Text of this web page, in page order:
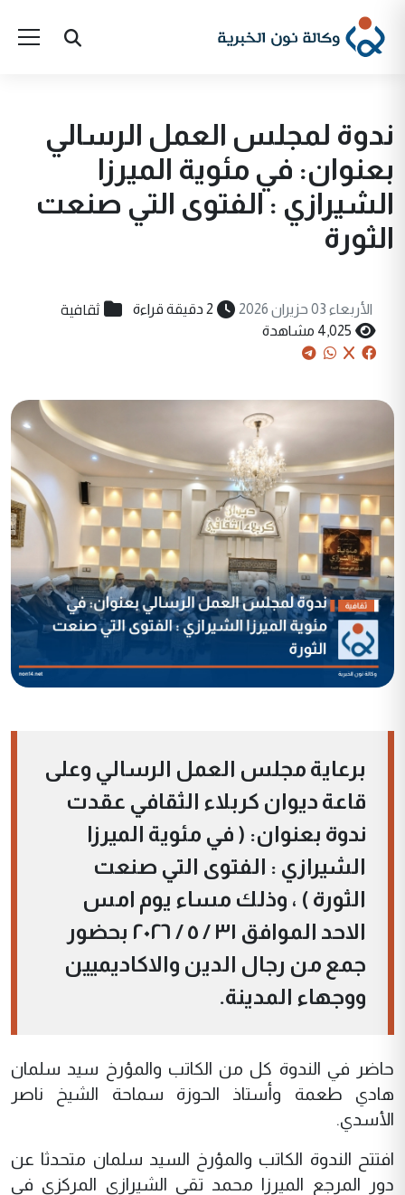
ندوة لمجلس العمل الرسالي
بعنوان: في مئوية الميرزا
الشيرازي : الفتوى التي صنعت
الثورة
الأربعاء 03 حزيران 2026 2 دقيقة قراءة ثقافية
4,025 مشاهدة
برعاية مجلس العمل الرسالي وعلى
قاعة ديوان كربلاء الثقافي عقدت
ندوة بعنوان: ( في مئوية الميرزا
الشيرازي : الفتوى التي صنعت
الثورة ) ، وذلك مساء يوم امس
الاحد الموافق ٣١ / ٥ / ٢٠٢٦ بحضور
جمع من رجال الدين والاكاديميين
ووجهاء المدينة.
حاضر في الندوة كل من الكاتب والمؤرخ سيد سلمان
هادي طعمة وأستاذ الحوزة سماحة الشيخ ناصر
الأسدي.
افتتح الندوة الكاتب والمؤرخ السيد سلمان متحدثا عن
دور المرجع الميرزا محمد تقي الشيرازي المركزي في